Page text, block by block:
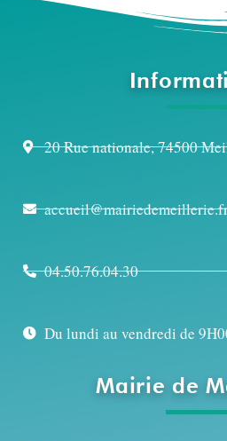
20 Rue nationale, 74500
04.50.76.04.30
Du lundi au vendredi de
Mairie de